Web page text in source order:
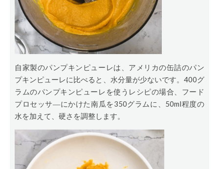
自家製のパンプキンピューレは、アメリカの缶詰のパン
プキンピューレに比べると、水分量が少ないです。400グ
ラムのパンプキンピューレを使うレシピの場合、フード
プロセッサ―にかけた南瓜を350グラムに、50ml程度の
水を加えて、硬さを調整します。